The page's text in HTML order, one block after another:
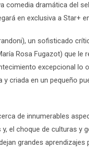
comedia dramática del
en exclusiva a Star+
), un sofisticado
Rosa Fugazot) que le
excepcional
y criada en un pequeño
de innumerables
el choque de culturas y
grandes aprendizajes